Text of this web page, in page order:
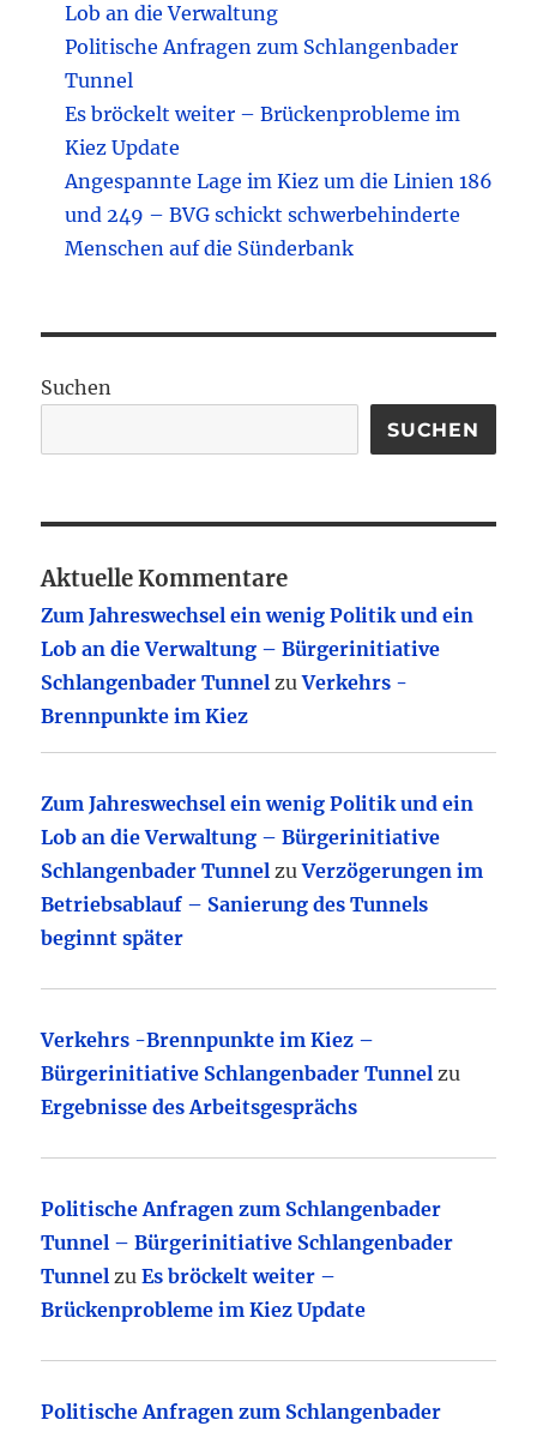
Lob an die Verwaltung
Politische Anfragen zum Schlangenbader
Tunnel
Es bröckelt weiter – Brückenprobleme im
Kiez Update
Angespannte Lage im Kiez um die Linien 186
und 249 – BVG schickt schwerbehinderte
Menschen auf die Sünderbank
Suchen
SUCHEN
Aktuelle Kommentare
Zum Jahreswechsel ein wenig Politik und ein
Lob an die Verwaltung – Bürgerinitiative
Schlangenbader Tunnel zuVerkehrs -
Brennpunkte im Kiez
Zum Jahreswechsel ein wenig Politik und ein
Lob an die Verwaltung – Bürgerinitiative
Schlangenbader Tunnel zuVerzögerungen im
Betriebsablauf – Sanierung des Tunnels
beginnt später
Verkehrs -Brennpunkte im Kiez –
Bürgerinitiative Schlangenbader Tunnel zu
Ergebnisse des Arbeitsgesprächs
Politische Anfragen zum Schlangenbader
Tunnel – Bürgerinitiative Schlangenbader
Tunnel zuEs bröckelt weiter –
Brückenprobleme im Kiez Update
Politische Anfragen zum Schlangenbader